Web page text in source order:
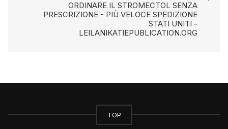
ORDINARE IL STROMECTOL SENZA
PRESCRIZIONE - PIÙ VELOCE SPEDIZIONE
STATI UNITI -
LEILANIKATIEPUBLICATION.ORG
TOP